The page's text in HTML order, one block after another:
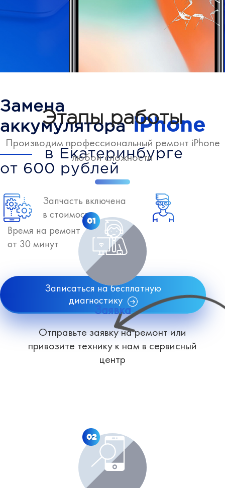
Замена
аккумулятора iPhone
в Екатеринбурге
от 600 рублей
Запчасть включена
в стоимость
Время на ремонт
от 30 минут
Записаться на бесплатную
диагностику
Этапы работы
Производим профессиональный ремонт iPhone
любой сложности
01
Заявка
Отправьте заявку на ремонт или
привозите технику к нам в сервисный
центр
02